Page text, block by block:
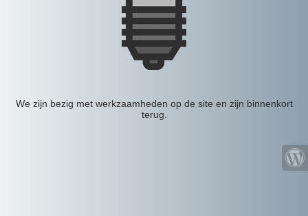
We zijn bezig met werkzaamheden op de site en zijn binnenkort
terug.